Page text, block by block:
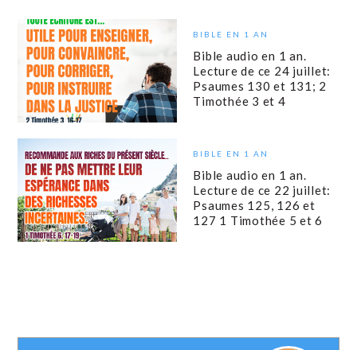
BIBLE EN 1 AN
Bible audio en 1 an.
Lecture de ce 24 juillet:
Psaumes 130 et 131; 2
Timothée 3 et 4
BIBLE EN 1 AN
Bible audio en 1 an.
Lecture de ce 22 juillet:
Psaumes 125, 126 et
127 1 Timothée 5 et 6